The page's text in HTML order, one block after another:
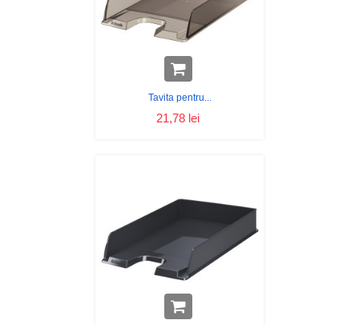
Tavita pentru...
21,78 lei